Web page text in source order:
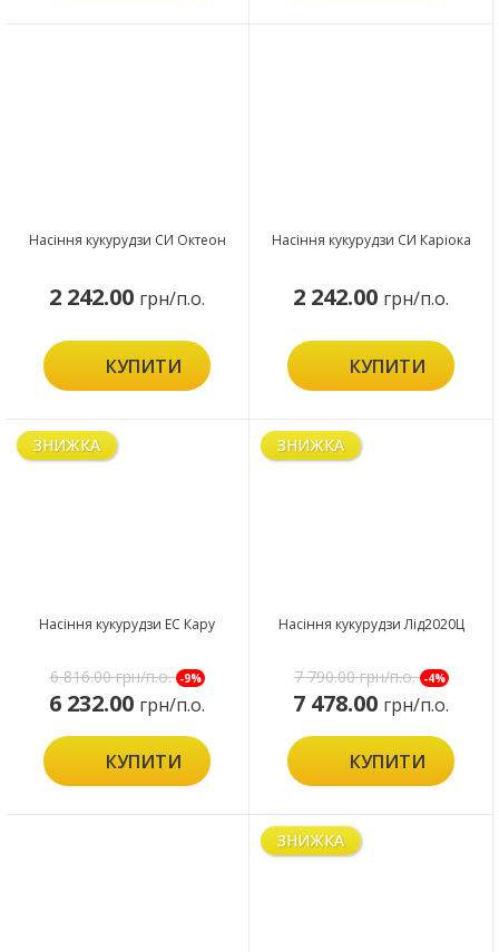
Насіння кукурудзи СИ Октеон
2 242.00 грн/п.о.
КУПИТИ
Насіння кукурудзи СИ Каріока
2 242.00 грн/п.о.
КУПИТИ
ЗНИЖКА
Насіння кукурудзи ЕС Кару
6 816.00грн/п.о. -9%
6 232.00 грн/п.о.
КУПИТИ
ЗНИЖКА
Насіння кукурудзи Лід2020Ц
7 790.00грн/п.о. -4%
7 478.00 грн/п.о.
КУПИТИ
ЗНИЖКА